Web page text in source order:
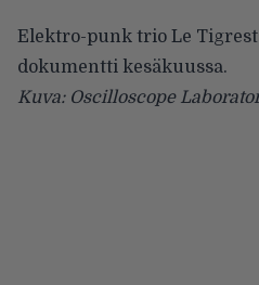
Elektro-punk trio Le
dokumentti kesäkuussa.
Kuva: Oscilloscope